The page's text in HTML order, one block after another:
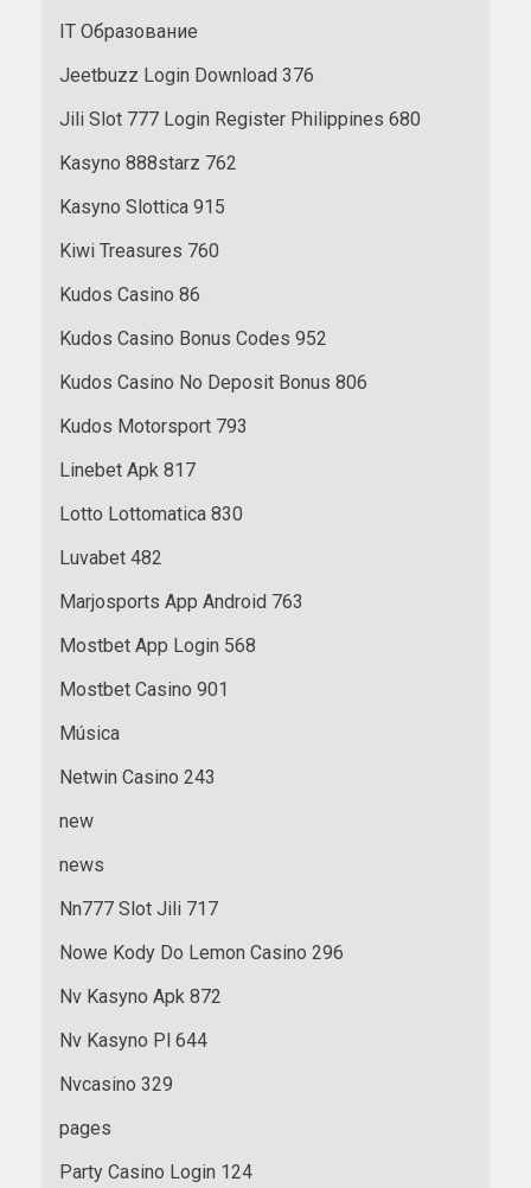
IT Образование
Jeetbuzz Login Download 376
Jili Slot 777 Login Register Philippines 680
Kasyno 888starz 762
Kasyno Slottica 915
Kiwi Treasures 760
Kudos Casino 86
Kudos Casino Bonus Codes 952
Kudos Casino No Deposit Bonus 806
Kudos Motorsport 793
Linebet Apk 817
Lotto Lottomatica 830
Luvabet 482
Marjosports App Android 763
Mostbet App Login 568
Mostbet Casino 901
Música
Netwin Casino 243
new
news
Nn777 Slot Jili 717
Nowe Kody Do Lemon Casino 296
Nv Kasyno Apk 872
Nv Kasyno Pl 644
Nvcasino 329
pages
Party Casino Login 124